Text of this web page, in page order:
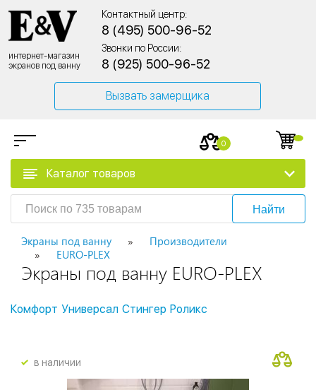
интернет-магазин
экранов под ванну
Контактный центр:
8 (495) 500-96-52
Звонки по России:
8 (925) 500-96-52
Вызвать замерщика
0
Каталог товаров
Найти
Экраны под ванну
Производители
EURO-PLEX
Экраны под ванну EURO-PLEX
Комфорт Универсал Стингер Роликс
в наличии